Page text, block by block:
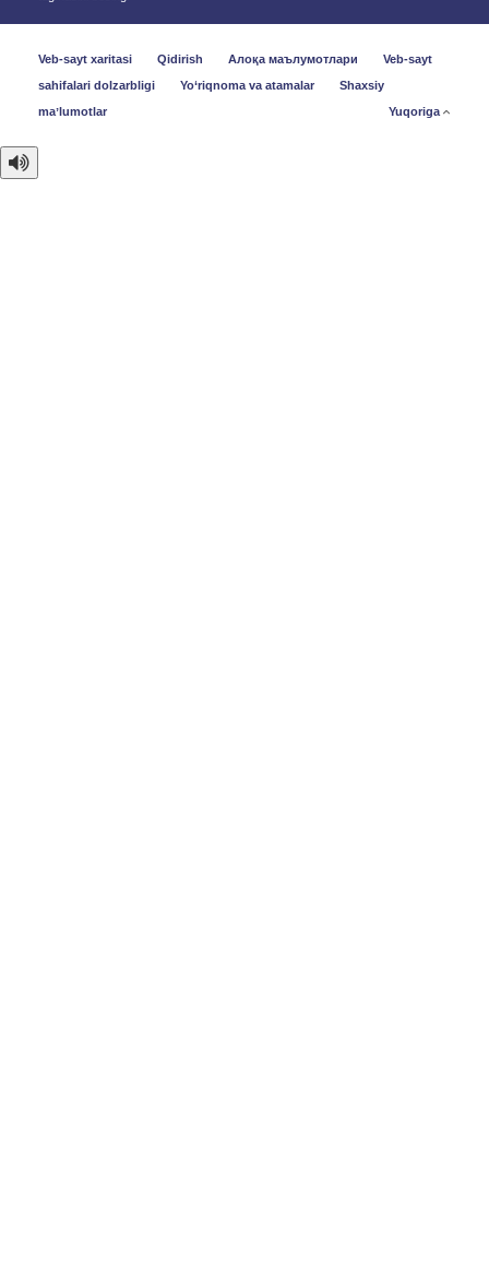
Veb-sayt xaritasi Qidirish Алоқа маълумотлари
Veb-sayt
sahifalari dolzarbligi
Yo‘riqnoma va atamalar
Shaxsiy
maʼlumotlar
Yuqoriga